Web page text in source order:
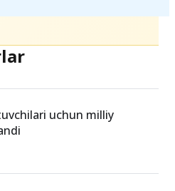
uchun milliy